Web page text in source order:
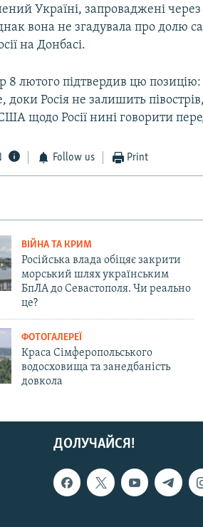
Україні, запроваджені через
вона не згадувала про долю
на Донбасі.
лютого підтвердив цю позицію:
Росія не залишить
щодо Росії нині говорити
Follow us Print
ВІЙНА ТА КРИМ
Російська влада обіцяє закрити
морський шлях українським
БпЛА до Севастополя. Чи реально
це?
ФОТОГАЛЕРЕЇ
Краса Сімферопольського
водосховища та занедбаність
довкола
ДОЛУЧАЙСЯ!